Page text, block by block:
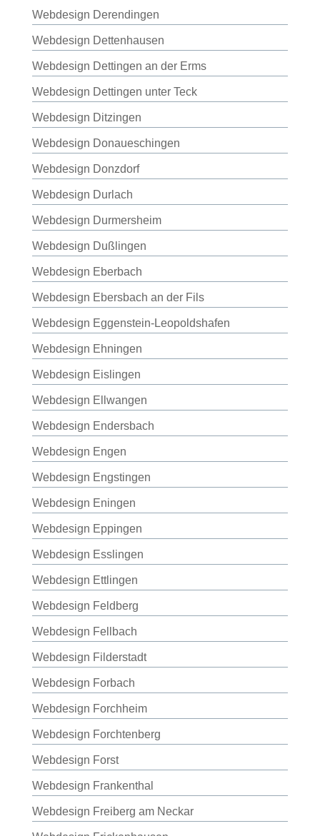
Webdesign Derendingen
Webdesign Dettenhausen
Webdesign Dettingen an der Erms
Webdesign Dettingen unter Teck
Webdesign Ditzingen
Webdesign Donaueschingen
Webdesign Donzdorf
Webdesign Durlach
Webdesign Durmersheim
Webdesign Dußlingen
Webdesign Eberbach
Webdesign Ebersbach an der Fils
Webdesign Eggenstein-Leopoldshafen
Webdesign Ehningen
Webdesign Eislingen
Webdesign Ellwangen
Webdesign Endersbach
Webdesign Engen
Webdesign Engstingen
Webdesign Eningen
Webdesign Eppingen
Webdesign Esslingen
Webdesign Ettlingen
Webdesign Feldberg
Webdesign Fellbach
Webdesign Filderstadt
Webdesign Forbach
Webdesign Forchheim
Webdesign Forchtenberg
Webdesign Forst
Webdesign Frankenthal
Webdesign Freiberg am Neckar